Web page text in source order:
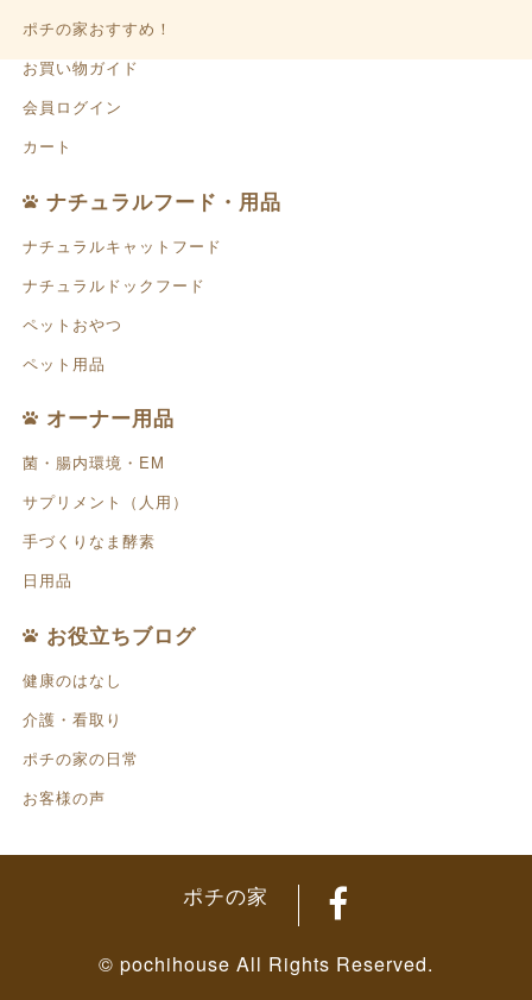
ポチの家おすすめ！
お買い物ガイド
会員ログイン
カート
ナチュラルフード・用品
ナチュラルキャットフード
ナチュラルドックフード
ペットおやつ
ペット用品
オーナー用品
菌・腸内環境・EM
サプリメント（人用）
手づくりなま酵素
日用品
お役立ちブログ
健康のはなし
介護・看取り
ポチの家の日常
お客様の声
ポチの家
© pochihouse All Rights Reserved.